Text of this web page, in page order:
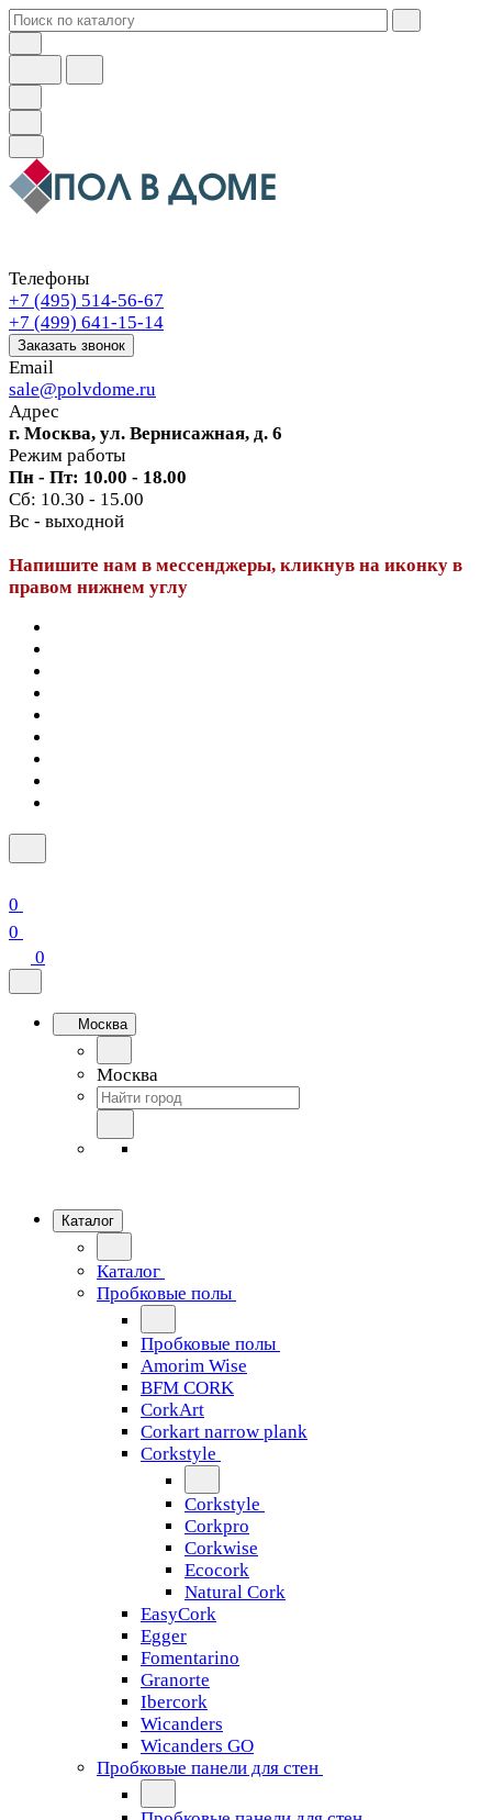
Телефоны
+7 (495) 514-56-67
+7 (499) 641-15-14
Заказать звонок
Email
sale@polvdome.ru
Адрес
г. Москва, ул. Вернисажная, д. 6
Режим работы
Пн - Пт: 10.00 - 18.00
Сб: 10.30 - 15.00
Вс - выходной
Напишите нам в мессенджеры, кликнув на иконку в
правом нижнем углу
0
0
0
Москва
Москва
Каталог
Каталог
Пробковые полы
Пробковые полы
Amorim Wise
BFM CORK
CorkArt
Corkart narrow plank
Corkstyle
Corkstyle
Corkpro
Corkwise
Ecocork
Natural Cork
EasyCork
Egger
Fomentarino
Granorte
Ibercork
Wicanders
Wicanders GO
Пробковые панели для стен